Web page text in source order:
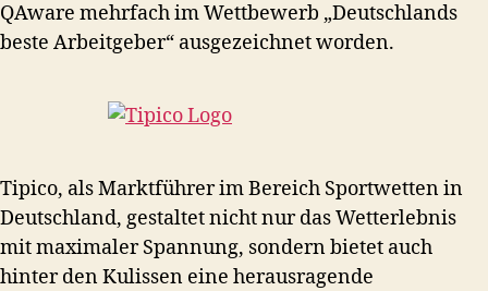
QAware mehrfach im Wettbewerb „Deutschlands
beste Arbeitgeber“ ausgezeichnet worden.
Tipico, als Marktführer im Bereich Sportwetten in
Deutschland, gestaltet nicht nur das Wetterlebnis
mit maximaler Spannung, sondern bietet auch
hinter den Kulissen eine herausragende